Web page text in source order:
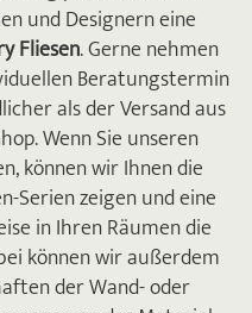
und Designern eine
Fliesen. Gerne nehmen
Beratungstermin
als der Versand aus
Wenn Sie unseren
können wir Ihnen die
Serien zeigen und eine
in Ihren Räumen die
können wir außerdem
der Wand- oder